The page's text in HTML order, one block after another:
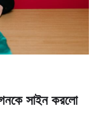
সাইন করলো